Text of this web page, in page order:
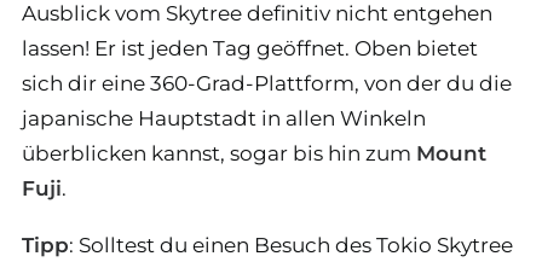
Ausblick vom Skytree definitiv nicht entgehen
lassen! Er ist jeden Tag geöffnet. Oben bietet
sich dir eine 360-Grad-Plattform, von der du die
japanische Hauptstadt in allen Winkeln
überblicken kannst, sogar bis hin zum Mount
Fuji.
Tipp: Solltest du einen Besuch des Tokio Skytree